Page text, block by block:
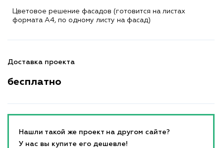
Цветовое решение фасадов (готовится на листах
формата A4, по одному листу на фасад)
Доставка проекта
бесплатно
Нашли такой же проект на другом сайте?
У нас вы купите его дешевле!